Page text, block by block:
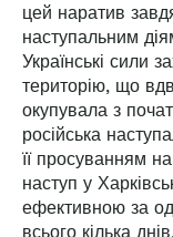
цей наратив
наступальним
Українські сили
територію, що
окупувала з
російська
її просуванням
наступ у
ефективною за
всього кілька